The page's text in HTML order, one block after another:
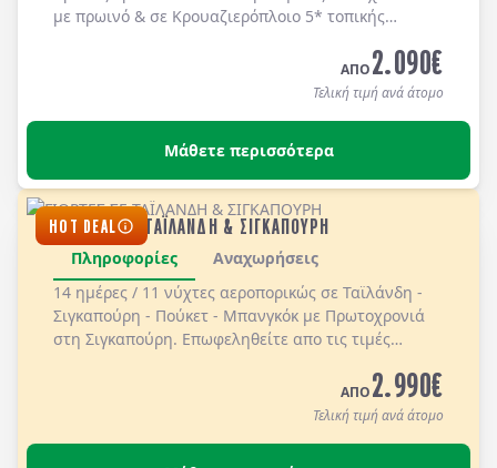
με πρωινό & σε Κρουαζιερόπλοιο 5* τοπικής
ΑΠΟ2.090€
Τελική τιμή ανά άτομο
Μάθετε περισσότερα
HOT DEAL
ΓΙΟΡΤΕΣ ΣΕ ΤΑΪΛΑΝΔΗ & ΣΙΓΚΑΠΟΥΡΗ
Πληροφορίες
Αναχωρήσεις
14 ημέρες / 11 νύχτες αεροπορικώς σε Ταϊλάνδη -
Σιγκαπούρη - Πούκετ - Μπανγκόκ με Πρωτοχρονιά
στη Σιγκαπούρη. Επωφεληθείτε απο τις τιμές
Διαμονή σε ξενοδοχεία 4* sup & 5*
ΑΠΟ2.990€
Τελική τιμή ανά άτομο